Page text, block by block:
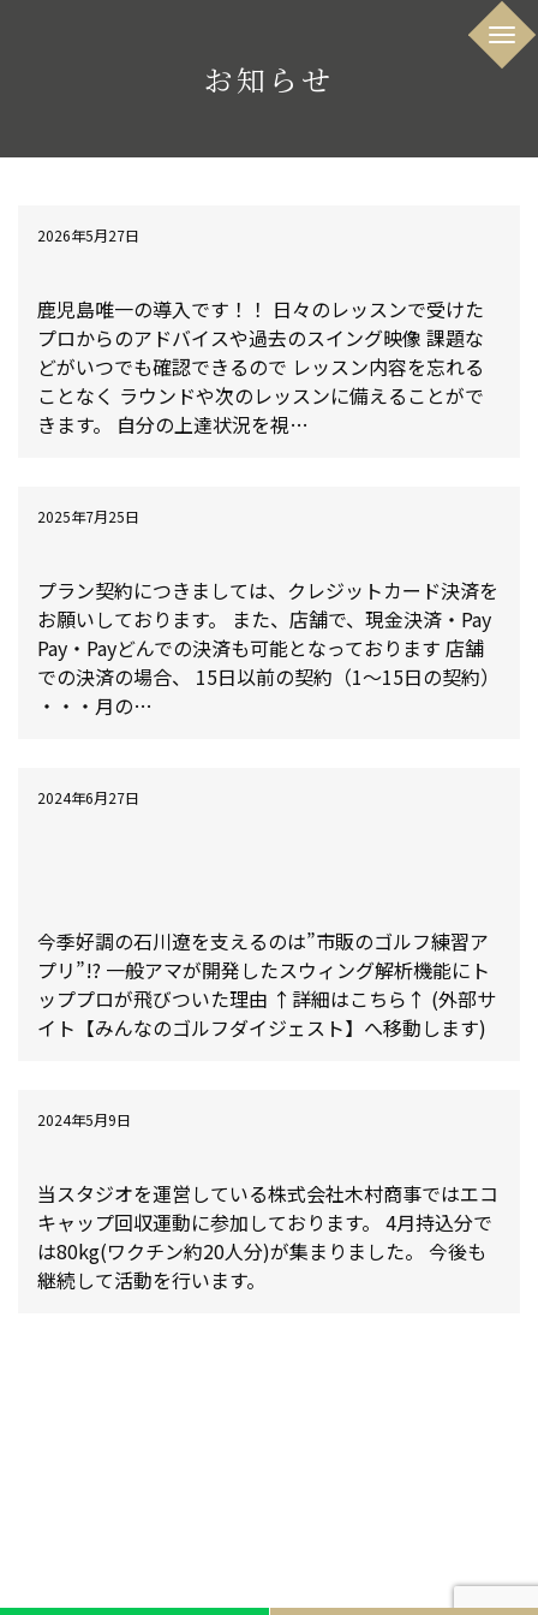
お知らせ
2026年5月27日
鹿児島唯一の導入です！！ 日々のレッスンで受けた
プロからのアドバイスや過去のスイング映像 課題な
どがいつでも確認できるので レッスン内容を忘れる
ことなく ラウンドや次のレッスンに備えることがで
きます。 自分の上達状況を視…
2025年7月25日
プラン契約につきましては、クレジットカード決済を
お願いしております。 また、店舗で、現金決済・Pay
Pay・Payどんでの決済も可能となっております 店舗
での決済の場合、 15日以前の契約（1～15日の契約）
・・・月の…
2024年6月27日
今季好調の石川遼を支えるのは”市販のゴルフ練習ア
プリ”!? 一般アマが開発したスウィング解析機能にト
ッププロが飛びついた理由 ↑詳細はこちら↑ (外部サ
イト【みんなのゴルフダイジェスト】へ移動します)
2024年5月9日
当スタジオを運営している株式会社木村商事ではエコ
キャップ回収運動に参加しております。 4月持込分で
は80kg(ワクチン約20人分)が集まりました。 今後も
継続して活動を行います。